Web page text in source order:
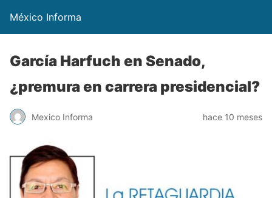
México Informa
García Harfuch en Senado,
¿premura en carrera presidencial?
Mexico Informa hace 10 meses